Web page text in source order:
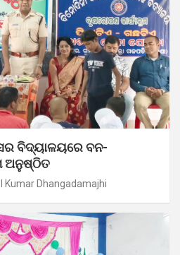
ବିଦ୍ୟାଳୟରେ ବନ-
ଅନୁଷ୍ଠିତ
Kumar Dhangadamajhi